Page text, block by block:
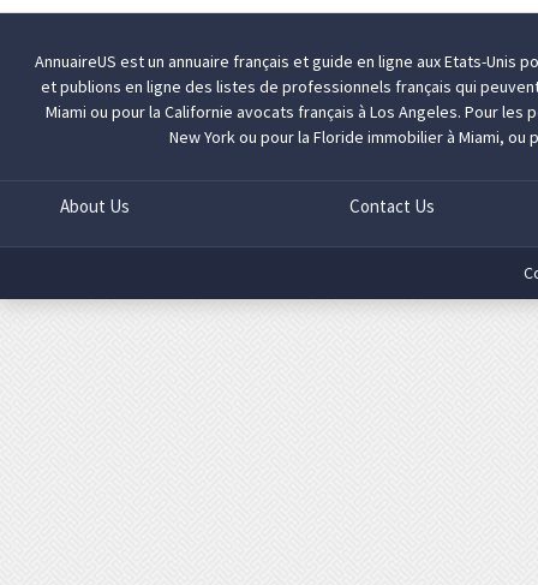
AnnuaireUS est un annuaire français et guide en ligne aux Etats-Unis
et publions en ligne des listes de professionnels français qui
Miami ou pour la Californieavocats français à Los Angeles. Pour les
New Yorkou pour la Florideimmobilier à Miami, ou
About Us Contact Us